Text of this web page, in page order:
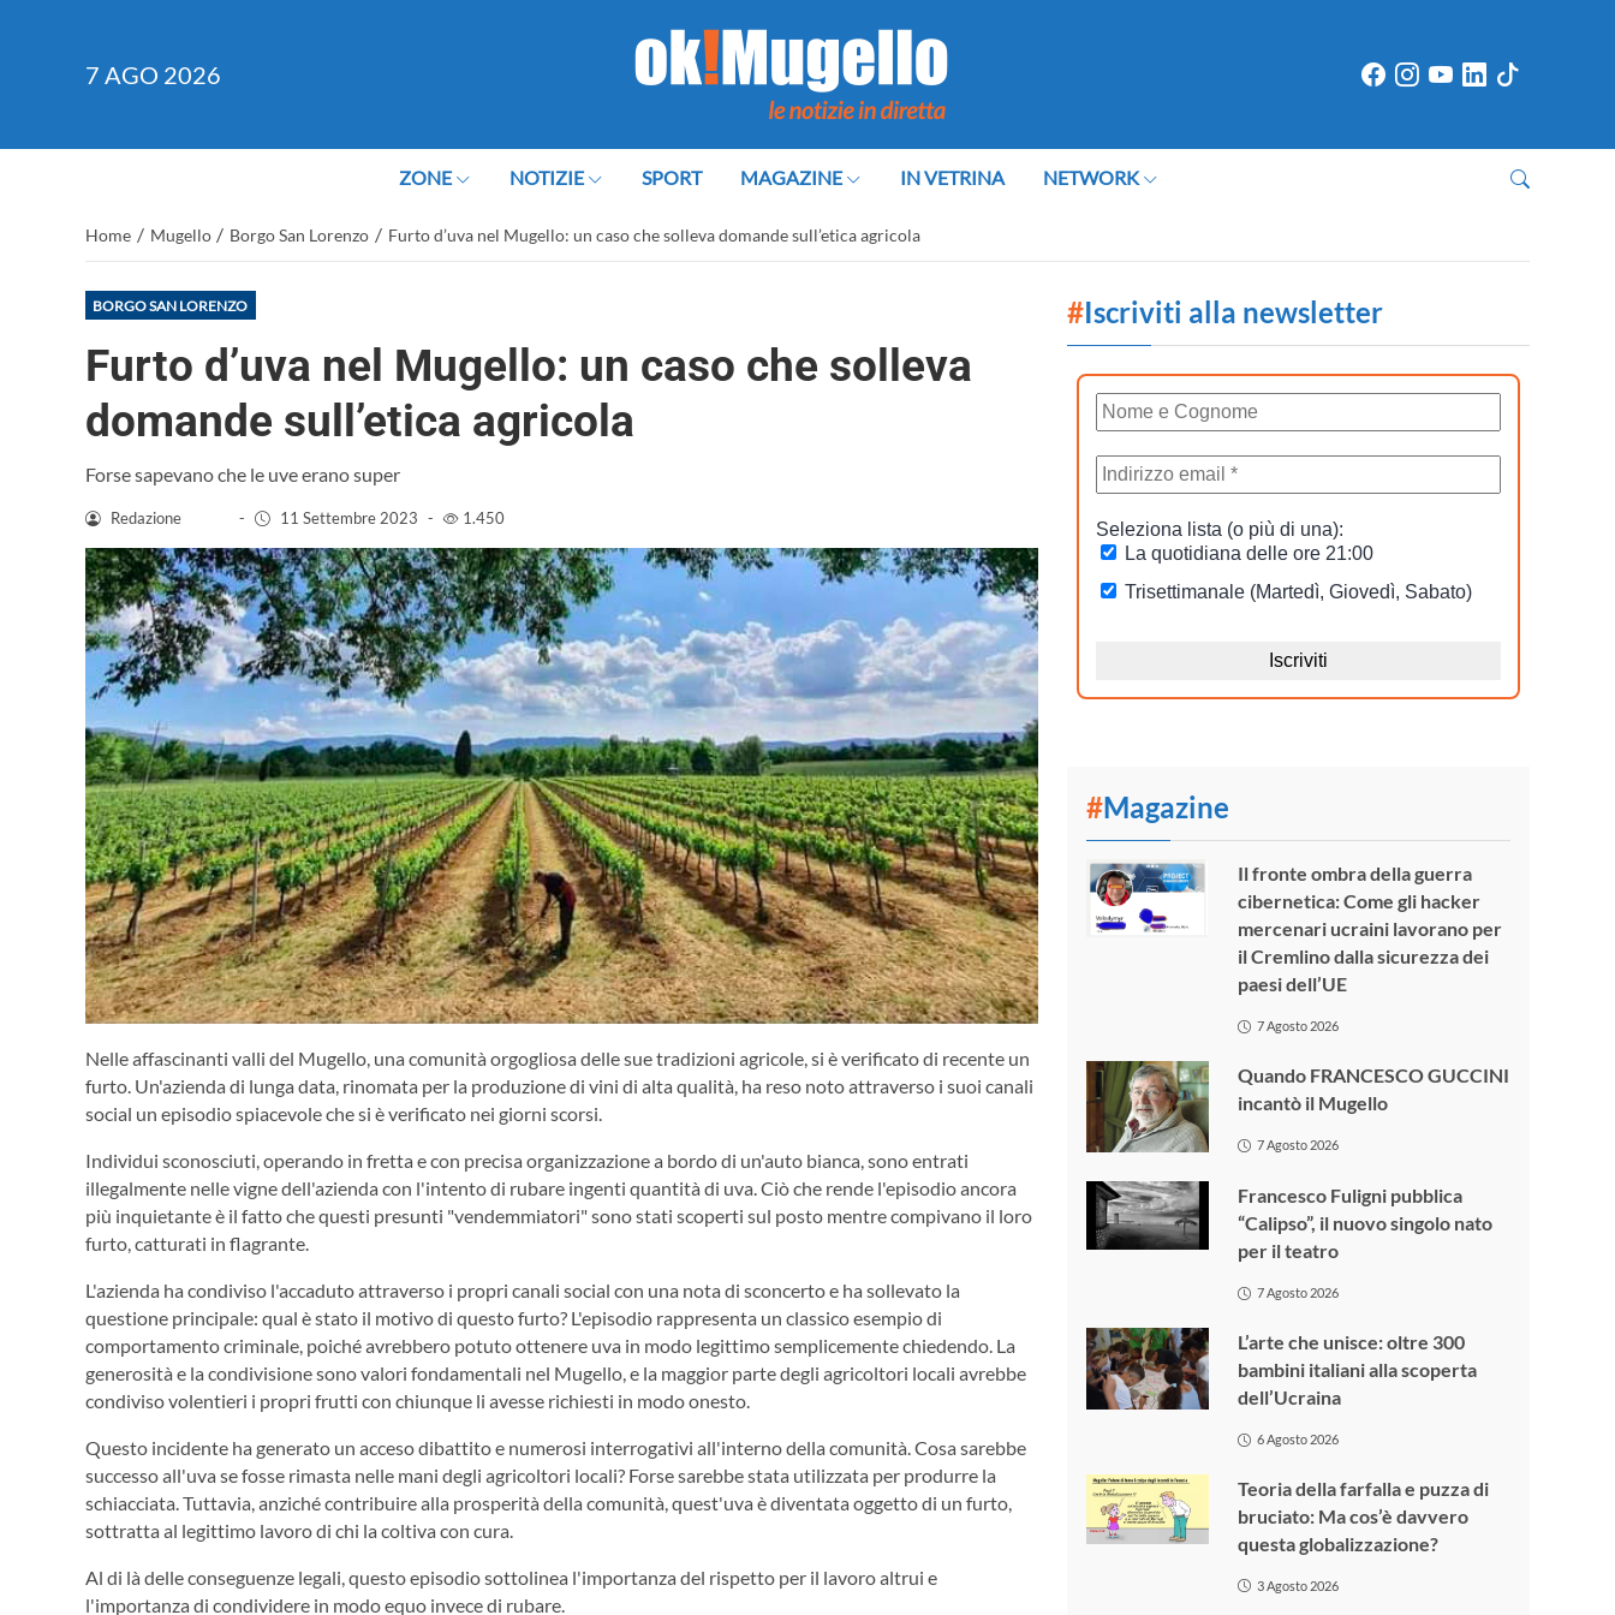
7 AGO 2026
ZONE NOTIZIE SPORT MAGAZINE IN VETRINA NETWORK
Home / Mugello / Borgo San Lorenzo / Furto d’uva nel Mugello: un caso che solleva domande sull’etica agricola
BORGO SAN LORENZO
Furto d’uva nel Mugello: un caso che solleva
domande sull’etica agricola
Forse sapevano che le uve erano super
Redazione - 11 Settembre 2023 - 1.450
Nelle affascinanti valli del Mugello, una comunità orgogliosa delle sue tradizioni agricole, si è verificato di recente un
furto. Un'azienda di lunga data, rinomata per la produzione di vini di alta qualità, ha reso noto attraverso i suoi canali
social un episodio spiacevole che si è verificato nei giorni scorsi.
Individui sconosciuti, operando in fretta e con precisa organizzazione a bordo di un'auto bianca, sono entrati
illegalmente nelle vigne dell'azienda con l'intento di rubare ingenti quantità di uva. Ciò che rende l'episodio ancora
più inquietante è il fatto che questi presunti "vendemmiatori" sono stati scoperti sul posto mentre compivano il loro
furto, catturati in flagrante.
L'azienda ha condiviso l'accaduto attraverso i propri canali social con una nota di sconcerto e ha sollevato la
questione principale: qual è stato il motivo di questo furto? L'episodio rappresenta un classico esempio di
comportamento criminale, poiché avrebbero potuto ottenere uva in modo legittimo semplicemente chiedendo. La
generosità e la condivisione sono valori fondamentali nel Mugello, e la maggior parte degli agricoltori locali avrebbe
condiviso volentieri i propri frutti con chiunque li avesse richiesti in modo onesto.
Questo incidente ha generato un acceso dibattito e numerosi interrogativi all'interno della comunità. Cosa sarebbe
successo all'uva se fosse rimasta nelle mani degli agricoltori locali? Forse sarebbe stata utilizzata per produrre la
schiacciata. Tuttavia, anziché contribuire alla prosperità della comunità, quest'uva è diventata oggetto di un furto,
sottratta al legittimo lavoro di chi la coltiva con cura.
Al di là delle conseguenze legali, questo episodio sottolinea l'importanza del rispetto per il lavoro altrui e
l'importanza di condividere in modo equo invece di rubare.
#Iscriviti alla newsletter
#Magazine
Il fronte ombra della guerra
cibernetica: Come gli hacker
mercenari ucraini lavorano per
il Cremlino dalla sicurezza dei
paesi dell’UE
7 Agosto 2026
Quando FRANCESCO GUCCINI
incantò il Mugello
7 Agosto 2026
Francesco Fuligni pubblica
“Calipso”, il nuovo singolo nato
per il teatro
7 Agosto 2026
L’arte che unisce: oltre 300
bambini italiani alla scoperta
dell’Ucraina
6 Agosto 2026
Teoria della farfalla e puzza di
bruciato: Ma cos’è davvero
questa globalizzazione?
3 Agosto 2026